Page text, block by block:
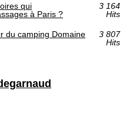
qui
à Paris ?
3 164
Hits
du camping Domaine
3 807
Hits